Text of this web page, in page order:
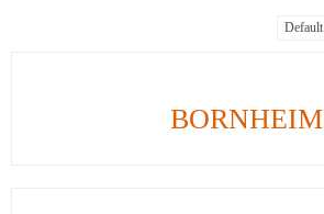
Default
BORNHEIM